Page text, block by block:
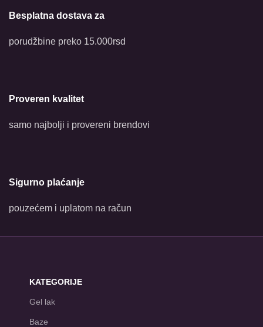
Besplatna dostava za
porudžbine preko 15.000rsd
Proveren kvalitet
samo najbolji i provereni brendovi
Sigurno plaćanje
pouzećem i uplatom na račun
KATEGORIJE
Gel lak
Baze